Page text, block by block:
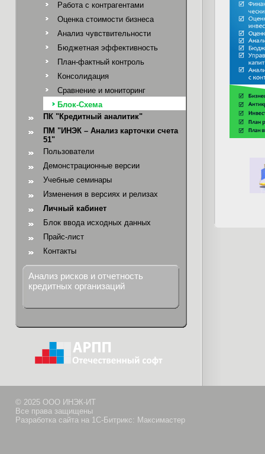
Работа с контрагентами
Оценка стоимости бизнеса
Анализ чувствительности
Бюджетная эффективность
План-фактный контроль
Консолидация
Сравнение и мониторинг
Блок-Схема
ПК "Кредитный аналитик"
ПМ "ИНЭК – Анализ карточки счета
51"
Пользователи
Демонстрационные версии
Учебные семинары
Изменения в версиях и релизах
Личный кабинет
Блок ввода исходных данных
Прайс-лист
Контакты
Анализ рисков и отчетность
кредитных организаций
© 2025 ООО ИНЭК-ИТ
Все права защищены
Разработка сайта на 1С-Битрикс: Максимастер